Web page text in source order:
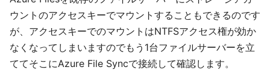
ウントのアクセスキーでマウントすることもできるのです
が、アクセスキーでのマウントはNTFSアクセス権が効か
なくなってしまいますのでもう1台ファイルサーバーを立
ててそこにAzure File Syncで接続して確認します。